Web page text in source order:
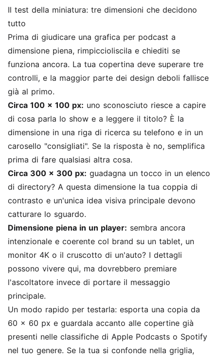
Il test della miniatura: tre dimensioni che decidono
tutto
Prima di giudicare una grafica per podcast a
dimensione piena, rimpiccioliscila e chiediti se
funziona ancora. La tua copertina deve superare tre
controlli, e la maggior parte dei design deboli fallisce
già al primo.
Circa 100 x 100 px: uno sconosciuto riesce a capire
di cosa parla lo show e a leggere il titolo? È la
dimensione in una riga di ricerca su telefono e in un
carosello "consigliati". Se la risposta è no, semplifica
prima di fare qualsiasi altra cosa.
Circa 300 x 300 px: guadagna un tocco in un elenco
di directory? A questa dimensione la tua coppia di
contrasto e un'unica idea visiva principale devono
catturare lo sguardo.
Dimensione piena in un player: sembra ancora
intenzionale e coerente col brand su un tablet, un
monitor 4K o il cruscotto di un'auto? I dettagli
possono vivere qui, ma dovrebbero premiare
l'ascoltatore invece di portare il messaggio
principale.
Un modo rapido per testarla: esporta una copia da
60 x 60 px e guardala accanto alle copertine già
presenti nelle classifiche di Apple Podcasts o Spotify
nel tuo genere. Se la tua si confonde nella griglia,